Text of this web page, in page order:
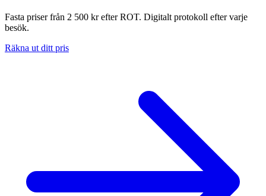
Fasta priser från 2 500 kr efter ROT. Digitalt protokoll efter varje
besök.
Räkna ut ditt pris